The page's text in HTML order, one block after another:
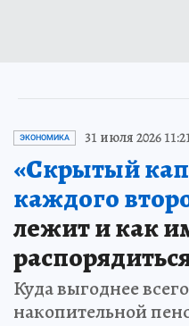
ЭКОНОМИКА 31 июля 2026
«Скрытый
каждого
лежит и как
Куда выгоднее
накопительной